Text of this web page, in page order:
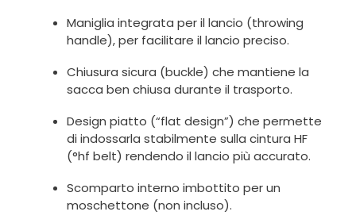
Maniglia integrata per il lancio (throwing
handle), per facilitare il lancio preciso.
Chiusura sicura (buckle) che mantiene la
sacca ben chiusa durante il trasporto.
Design piatto (“flat design”) che permette
di indossarla stabilmente sulla cintura HF
(°hf belt) rendendo il lancio più accurato.
Scomparto interno imbottito per un
moschettone (non incluso).